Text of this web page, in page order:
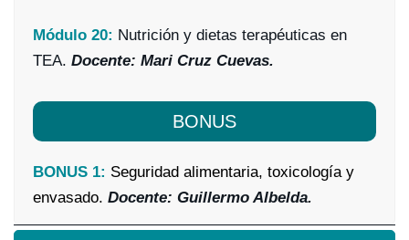
Módulo 20: Nutrición y dietas terapéuticas en
TEA. Docente: Mari Cruz Cuevas.
BONUS
BONUS 1: Seguridad alimentaria, toxicología y
envasado. Docente: Guillermo Albelda.